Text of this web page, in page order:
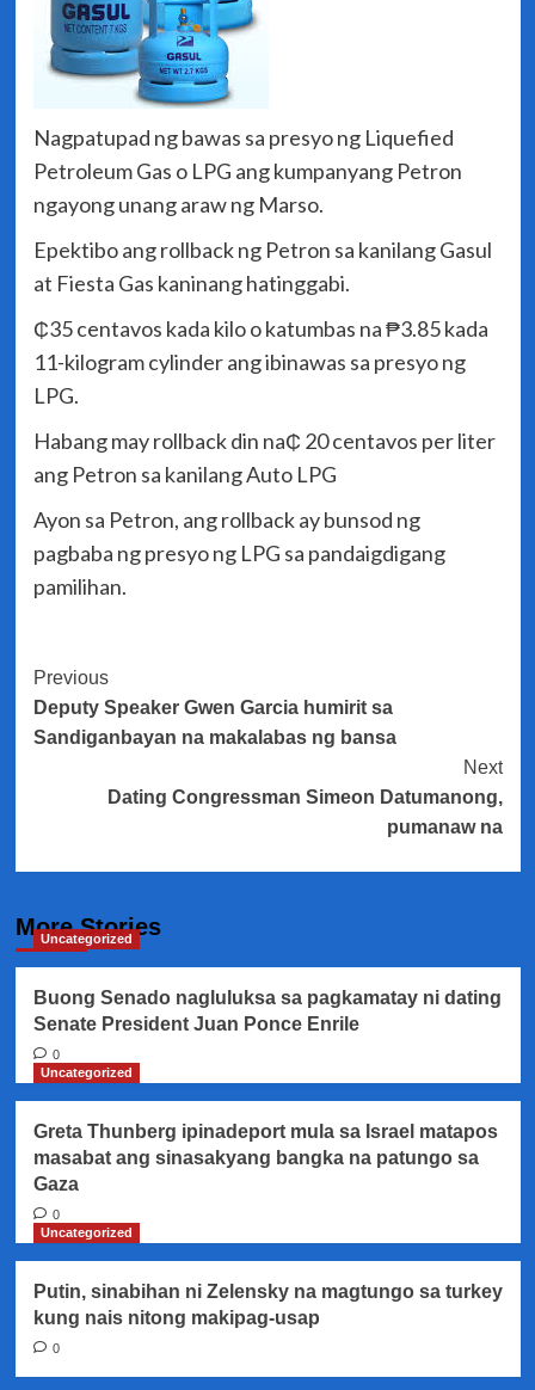
Nagpatupad ng bawas sa presyo ng Liquefied
Petroleum Gas o LPG ang kumpanyang Petron
ngayong unang araw ng Marso.
Epektibo ang rollback ng Petron sa kanilang Gasul
at Fiesta Gas kaninang hatinggabi.
₵35 centavos kada kilo o katumbas na ₱3.85 kada
11-kilogram cylinder ang ibinawas sa presyo ng
LPG.
Habang may rollback din na₵ 20 centavos per liter
ang Petron sa kanilang Auto LPG
Ayon sa Petron, ang rollback ay bunsod ng
pagbaba ng presyo ng LPG sa pandaigdigang
pamilihan.
Post
Navigation
Previous
Deputy Speaker Gwen Garcia humirit sa
Sandiganbayan na makalabas ng bansa
Next
Dating Congressman Simeon Datumanong,
pumanaw na
More Stories
Uncategorized
Buong Senado nagluluksa sa pagkamatay ni dating
Senate President Juan Ponce Enrile
0
Uncategorized
Greta Thunberg ipinadeport mula sa Israel matapos
masabat ang sinasakyang bangka na patungo sa
Gaza
0
Uncategorized
Putin, sinabihan ni Zelensky na magtungo sa turkey
kung nais nitong makipag-usap
0